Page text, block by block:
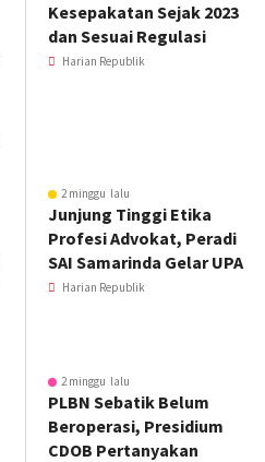
Kesepakatan Sejak 2023
dan Sesuai Regulasi
Harian Republik
2 minggu lalu
Junjung Tinggi Etika
Profesi Advokat, Peradi
SAI Samarinda Gelar UPA
Harian Republik
2 minggu lalu
PLBN Sebatik Belum
Beroperasi, Presidium
CDOB Pertanyakan